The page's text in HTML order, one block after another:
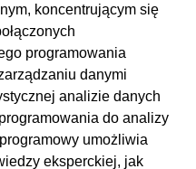
koncentrującym się
programowania
danymi
analizie danych
do analizy
umożliwia
eksperckiej, jak